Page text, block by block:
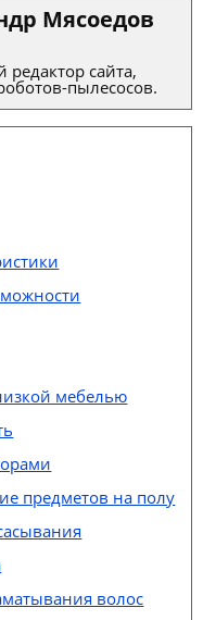
Мясоедов
сайта,
пылесосов.
мебелью
предметов на полу
волос